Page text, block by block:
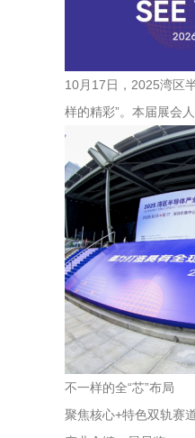
10月17日，2025湾区
样的精彩”。本届展会
不一样的全“芯”布局
聚焦核心+特色双轨赛